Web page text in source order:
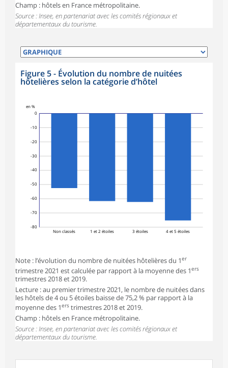
Champ : hôtels en France métropolitaine.
Source : Insee, en partenariat avec les comités régionaux et
départementaux du tourisme.
Figure 5 - Évolution du nombre de nuitées
hôtelières selon la catégorie d’hôtel
0
-10
-20
-30
-40
-50
-60
-70
-80
en %
Non classés 1 et 2 étoiles 3 étoiles 4 et 5 étoiles
Note : l’évolution du nombre de nuitées hôtelières du 1er
trimestre 2021 est calculée par rapport à la moyenne des 1ers
trimestres 2018 et 2019.
Lecture : au premier trimestre 2021, le nombre de nuitées dans
les hôtels de 4 ou 5 étoiles baisse de 75,2 % par rapport à la
moyenne des 1ers trimestres 2018 et 2019.
Champ : hôtels en France métropolitaine.
Source : Insee, en partenariat avec les comités régionaux et
départementaux du tourisme.